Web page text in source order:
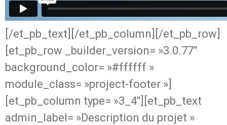
[/et_pb_text][/et_pb_column][/et_pb_row]
[et_pb_row _builder_version= »3.0.77″
background_color= »#ffffff »
module_class= »project-footer »]
[et_pb_column type= »3_4″][et_pb_text
admin_label= »Description du projet »